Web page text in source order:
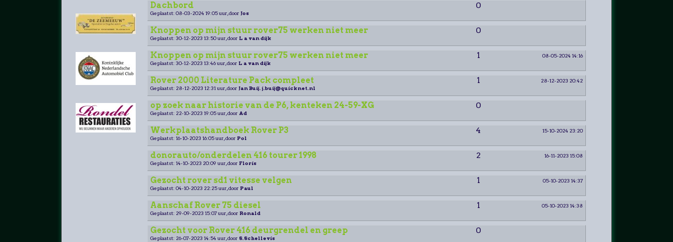
Dachbord 0
Geplaatst: 08-03-2024 19:05 uur, door Jos
Knoppen op mijn stuur rover75 werken niet meer 0
Geplaatst: 30-12-2023 13:50 uur, door L a van dijk
Knoppen op mijn stuur rover75 werken niet meer 1
08-05-2024 14:16
Geplaatst: 30-12-2023 13:46 uur, door L a van dijk
Rover 2000 Literature Pack compleet 1
28-12-2023 20:42
Geplaatst: 28-12-2023 12:31 uur, door Jan Buij. j.buij@quicknet.nl
op zoek naar historie van de P6, kenteken 24-59-XG 0
Geplaatst: 22-10-2023 19:05 uur, door Ad
Werkplaatshandboek Rover P3 4
15-10-2024 23:20
Geplaatst: 16-10-2023 16:05 uur, door Pol
donorauto/onderdelen 416 tourer 1998 2
16-11-2023 15:08
Geplaatst: 14-10-2023 20:09 uur, door Floris
Gezocht rover sd1 vitesse velgen 1
05-10-2023 14:37
Geplaatst: 04-10-2023 22:25 uur, door Paul
Aanschaf Rover 75 diesel 1
05-10-2023 14:38
Geplaatst: 29-09-2023 15:07 uur, door Ronald
Gezocht voor Rover 416 deurgrendel en greep 0
Geplaatst: 26-07-2023 14:54 uur, door S.Schellevis